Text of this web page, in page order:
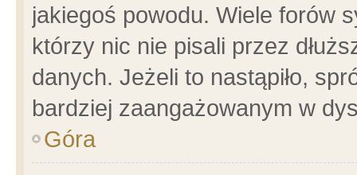
jakiegoś powodu. Wiele forów
którzy nic nie pisali przez
danych. Jeżeli to nastąpiło,
bardziej zaangażowanym w
Góra